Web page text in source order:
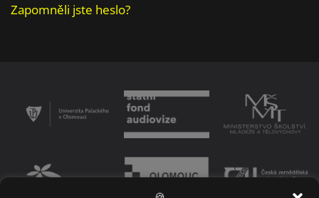
Zapomněli jste heslo?